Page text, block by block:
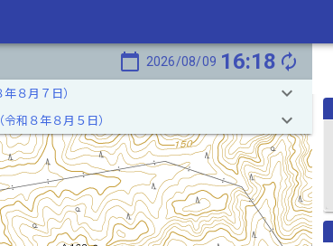
calendar_today 2026/08/09 16:18 autorenew
８月７日） keyboard_arrow_down
和８年８月５日） keyboard_arrow_down